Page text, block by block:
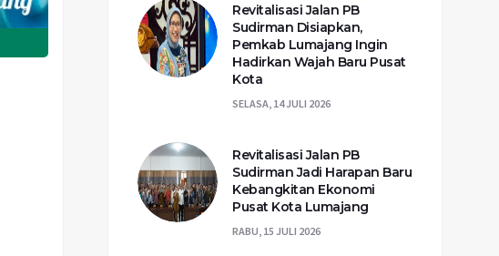
Revitalisasi Jalan PB
Sudirman Disiapkan,
Pemkab Lumajang Ingin
Hadirkan Wajah Baru Pusat
Kota
SELASA, 14 JULI 2026
Revitalisasi Jalan PB
Sudirman Jadi Harapan Baru
Kebangkitan Ekonomi
Pusat Kota Lumajang
RABU, 15 JULI 2026